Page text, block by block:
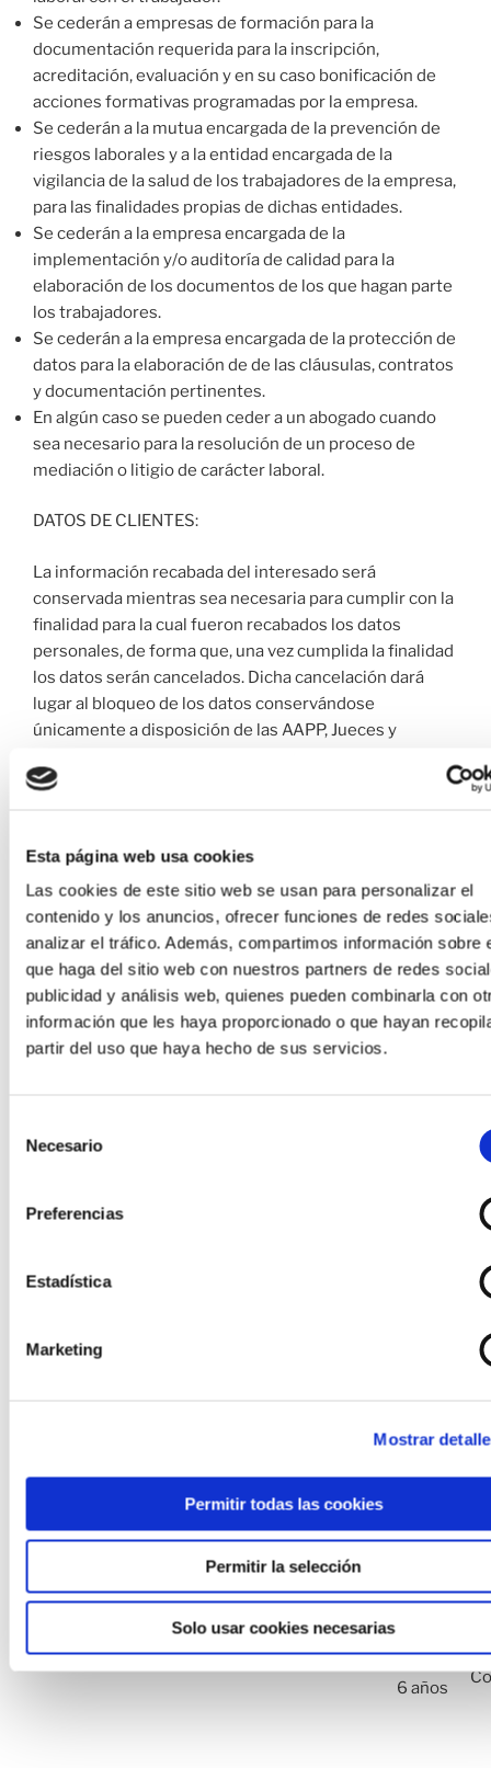
Esta página web usa cookies
Las cookies de este sitio web se usan para personalizar el
contenido y los anuncios, ofrecer funciones de redes
analizar el tráfico. Además, compartimos información sobre
que haga del sitio web con nuestros partners de redes
publicidad y análisis web, quienes pueden combinarla con
información que les haya proporcionado o que hayan
partir del uso que haya hecho de sus servicios.
Necesario
Preferencias
Estadística
Marketing
Mostrar
Permitir todas las cookies
Permitir la selección
Solo usar cookies necesarias
Se cederán a empresas de formación para la
documentación requerida para la inscripción,
acreditación, evaluación y en su caso bonificación de
acciones formativas programadas por la empresa.
Se cederán a la mutua encargada de la prevención de
riesgos laborales y a la entidad encargada de la
vigilancia de la salud de los trabajadores de la empresa,
para las finalidades propias de dichas entidades.
Se cederán a la empresa encargada de la
implementación y/o auditoría de calidad para la
elaboración de los documentos de los que hagan parte
los trabajadores.
Se cederán a la empresa encargada de la protección de
datos para la elaboración de de las cláusulas, contratos
y documentación pertinentes.
En algún caso se pueden ceder a un abogado cuando
sea necesario para la resolución de un proceso de
mediación o litigio de carácter laboral.
DATOS DE CLIENTES:
La información recabada del interesado será
conservada mientras sea necesaria para cumplir con la
finalidad para la cual fueron recabados los datos
personales, de forma que, una vez cumplida la finalidad
los datos serán cancelados. Dicha cancelación dará
lugar al bloqueo de los datos conservándose
únicamente a disposición de las AAPP, Jueces y
responsabilidades nacidas del tratamiento, durante el
A continuación se recogen los plazos legales de
conservación de la información en relación a
diferentes materias:
y
Documentación contable y fiscal a efectos
6 años